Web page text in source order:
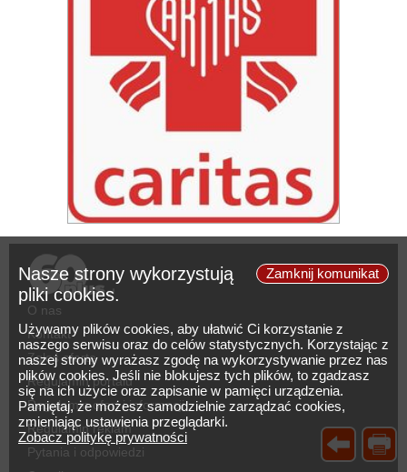
Zamknij komunikat
Nasze strony wykorzystują
pliki cookies.
Używamy plików cookies, aby ułatwić Ci korzystanie z
naszego serwisu oraz do celów statystycznych. Korzystając z
naszej strony wyrażasz zgodę na wykorzystywanie przez nas
plików cookies. Jeśli nie blokujesz tych plików, to zgadzasz
się na ich użycie oraz zapisanie w pamięci urządzenia.
Pamiętaj, że możesz samodzielnie zarządzać cookies,
zmieniając ustawienia przeglądarki.
Zobacz politykę prywatności
O nas
Kontakt
Zgłoś ofertę
Regulamin portalu
Regulamin ofert i informacji
Regulamin reklam
Pytania i odpowiedzi